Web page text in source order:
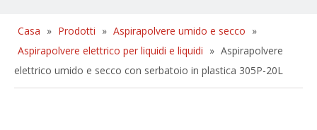
Casa » Prodotti » Aspirapolvere umido e secco »
Aspirapolvere elettrico per liquidi e liquidi » Aspirapolvere
elettrico umido e secco con serbatoio in plastica 305P-20L